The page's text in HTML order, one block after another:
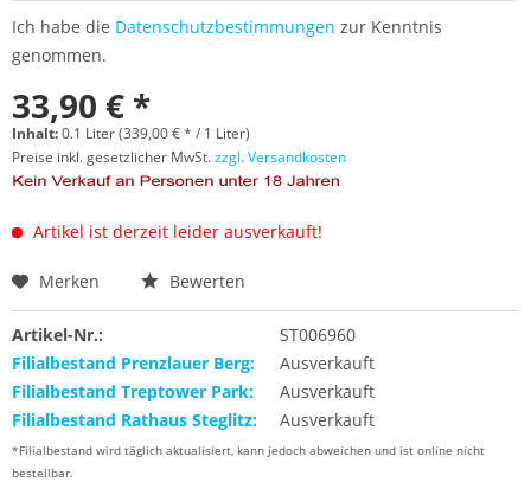
Ich habe die Datenschutzbestimmungen zur Kenntnis
genommen.
33,90 € *
Inhalt:0.1 Liter (339,00 € * / 1 Liter)
Preise inkl. gesetzlicher MwSt.zzgl. Versandkosten
Artikel ist derzeit leider ausverkauft!
Merken Bewerten
Artikel-Nr.:
ST006960
Filialbestand Prenzlauer Berg:
Ausverkauft
Filialbestand Treptower Park:
Ausverkauft
Filialbestand Rathaus Steglitz:
Ausverkauft
*Filialbestand wird täglich aktualisiert, kann jedoch abweichen und ist online nicht
bestellbar.